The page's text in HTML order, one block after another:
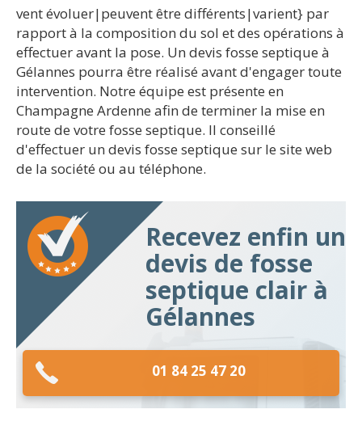
vent évoluer|peuvent être différents|varient} par
rapport à la composition du sol et des opérations à
effectuer avant la pose. Un devis fosse septique à
Gélannes pourra être réalisé avant d'engager toute
intervention. Notre équipe est présente en
Champagne Ardenne afin de terminer la mise en
route de votre fosse septique. Il conseillé
d'effectuer un devis fosse septique sur le site web
de la société ou au téléphone.
Recevez enfin un
devis de fosse
septique clair à
Gélannes
01 84 25 47 20